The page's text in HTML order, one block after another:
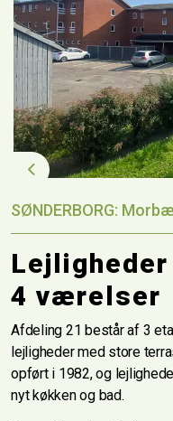
Previous
SØNDERBORG:
4 værelser
Afdeling 21 består af 3
lejligheder med store
opført i 1982, og
nyt køkken og bad.